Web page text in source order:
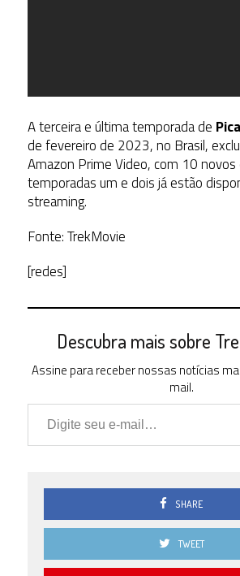
A terceira e última temporada de
de fevereiro de 2023, no Brasil,
Amazon Prime Video, com 10 novos
temporadas um e dois já estão
streaming.
Fonte: TrekMovie
[redes]
Descubra mais sobre
Assine para receber nossas notícias
mail.
Digite seu e-mail…
SHARE
TWEET